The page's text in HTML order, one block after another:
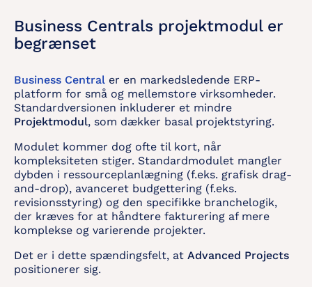
Business Centrals projektmodul er
begrænset
Business Central er en markedsledende ERP-
platform for små og mellemstore virksomheder.
Standardversionen inkluderer et mindre
Projektmodul, som dækker basal projektstyring.
Modulet kommer dog ofte til kort, når
kompleksiteten stiger. Standardmodulet mangler
dybden i ressourceplanlægning (f.eks. grafisk drag-
and-drop), avanceret budgettering (f.eks.
revisionsstyring) og den specifikke branchelogik,
der kræves for at håndtere fakturering af mere
komplekse og varierende projekter.
Det er i dette spændingsfelt, at Advanced Projects
positionerer sig.